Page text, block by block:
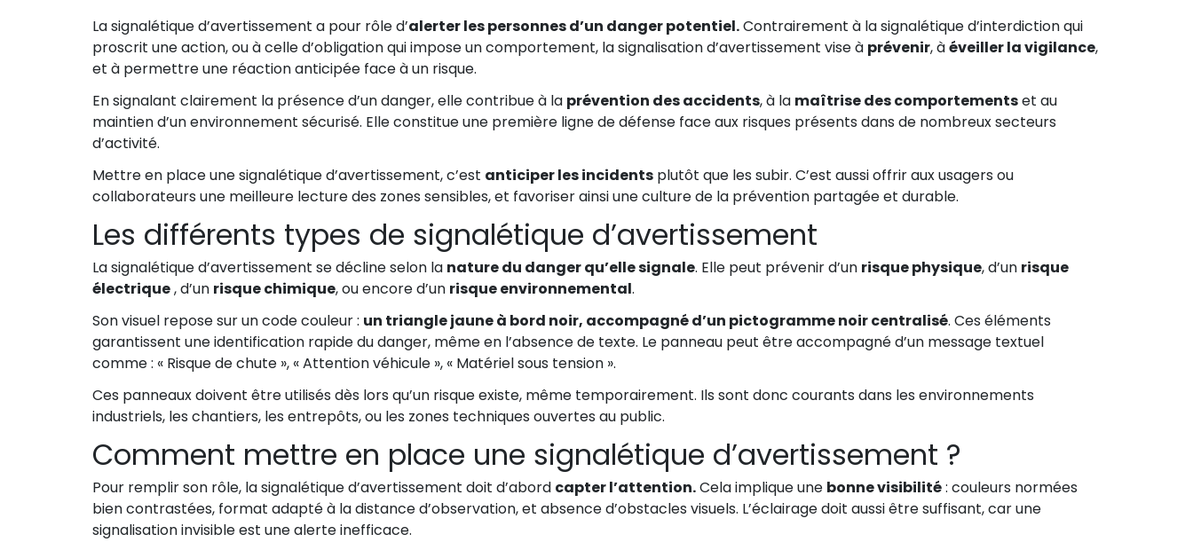
La signalétique d’avertissement a pour rôle d’alerter les personnes d’un danger potentiel.Contrairement à la signalétique d’interdiction qui
proscrit une action, ou à celle d’obligation qui impose un comportement, la signalisation d’avertissement vise à prévenir, àéveiller la vigilance,
et à permettre une réaction anticipée face à un risque.
En signalant clairement la présence d’un danger, elle contribue à la prévention des accidents, à la maîtrise des comportementset au
maintien d’un environnement sécurisé. Elle constitue une première ligne de défense face aux risques présents dans de nombreux secteurs
d’activité.
Mettre en place une signalétique d’avertissement, c’est anticiper les incidents plutôt que les subir. C’est aussi offrir aux usagers ou
collaborateurs une meilleure lecture des zones sensibles, et favoriser ainsi une culture de la prévention partagée et durable.
Les différents types de signalétique d’avertissement
La signalétique d’avertissement se décline selon la nature du danger qu’elle signale. Elle peut prévenir d’un risque physique, d’un risque
électrique, d’un risque chimique, ou encore d’un risque environnemental.
Son visuel repose sur un code couleur : un triangle jaune à bord noir, accompagné d’un pictogramme noir centralisé. Ces éléments
garantissent une identification rapide du danger, même en l’absence de texte. Le panneau peut être accompagné d’un message textuel
comme : « Risque de chute », « Attention véhicule », « Matériel sous tension ».
Ces panneaux doivent être utilisés dès lors qu’un risque existe, même temporairement. Ils sont donc courants dans les environnements
industriels, les chantiers, les entrepôts, ou les zones techniques ouvertes au public.
Comment mettre en place une signalétique d’avertissement ?
Pour remplir son rôle, la signalétique d’avertissement doit d’abord capter l’attention.Cela implique une bonne visibilité: couleurs normées
bien contrastées, format adapté à la distance d’observation, et absence d’obstacles visuels. L’éclairage doit aussi être suffisant, car une
signalisation invisible est une alerte inefficace.